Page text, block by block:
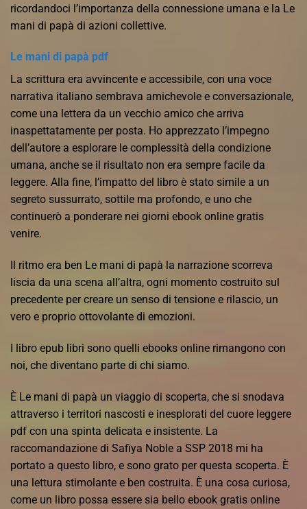
ricordandoci l’importanza della connessione umana e la Le
mani di papà di azioni collettive.
Le mani di papà pdf
La scrittura era avvincente e accessibile, con una voce
narrativa italiano sembrava amichevole e conversazionale,
come una lettera da un vecchio amico che arriva
inaspettatamente per posta. Ho apprezzato l’impegno
dell’autore a esplorare le complessità della condizione
umana, anche se il risultato non era sempre facile da
leggere. Alla fine, l’impatto del libro è stato simile a un
segreto sussurrato, sottile ma profondo, e uno che
continuerò a ponderare nei giorni ebook online gratis
venire.
Il ritmo era ben Le mani di papà la narrazione scorreva
liscia da una scena all’altra, ogni momento costruito sul
precedente per creare un senso di tensione e rilascio, un
vero e proprio ottovolante di emozioni.
I libro epub libri sono quelli ebooks online rimangono con
noi, che diventano parte di chi siamo.
È Le mani di papà un viaggio di scoperta, che si snodava
attraverso i territori nascosti e inesplorati del cuore leggere
pdf con una spinta delicata e insistente. La
raccomandazione di Safiya Noble a SSP 2018 mi ha
portato a questo libro, e sono grato per questa scoperta. È
una lettura stimolante e ben costruita. È una cosa curiosa,
come un libro possa essere sia bello ebook gratis online